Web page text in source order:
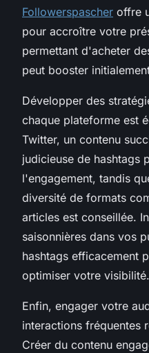
Followerspascher offre
pour accroître votre
permettant d'acheter
peut booster
Développer des
chaque plateforme est
Twitter, un contenu
judicieuse de hashtags
l'engagement, tandis
diversité de formats
articles est conseillée.
saisonnières dans vos
hashtags efficacement
optimiser votre visibilité.
Enfin, engager votre
interactions fréquentes
Créer du contenu